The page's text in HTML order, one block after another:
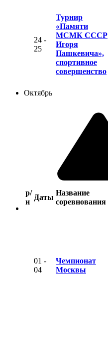
24 -
25
Турнир
«Памяти
МСМК СССР
Игоря
Пашкевича»,
спортивное
совершенство
Октябрь
р/
н
Даты
Название
соревнования
01 -
04
Чемпионат
Москвы